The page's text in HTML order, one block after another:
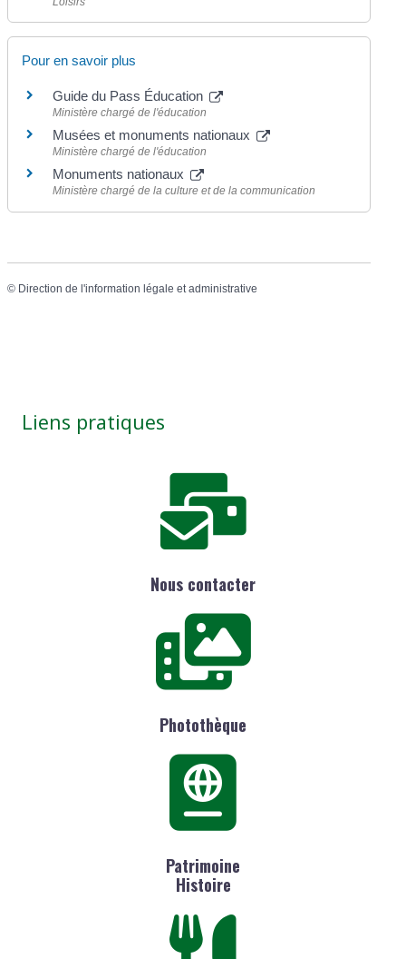
Pour en savoir plus
Guide du Pass Éducation
Ministère chargé de l'éducation
Musées et monuments nationaux
Ministère chargé de l'éducation
Monuments nationaux
Ministère chargé de la culture et de la communication
© Direction de l'information légale et administrative
Liens pratiques
Nous contacter
Photothèque
Patrimoine
Histoire